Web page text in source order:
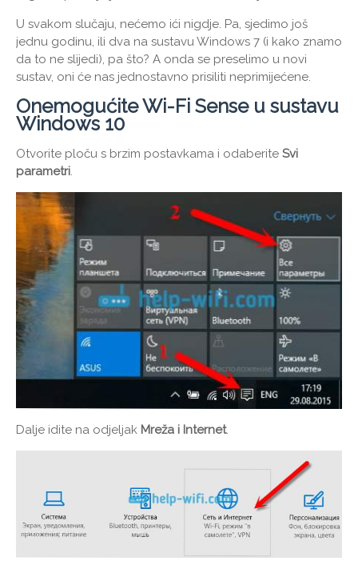
U svakom slučaju, nećemo ići nigdje. Pa, sjedimo još
jednu godinu, ili dva na sustavu Windows 7 (i kako znamo
da to ne slijedi), pa što? A onda se preselimo u novi
sustav, oni će nas jednostavno prisiliti neprimijećene.
Onemogućite Wi-Fi Sense u sustavu
Windows 10
Otvorite ploču s brzim postavkama i odaberite Svi
parametri.
Dalje idite na odjeljak Mreža i Internet.